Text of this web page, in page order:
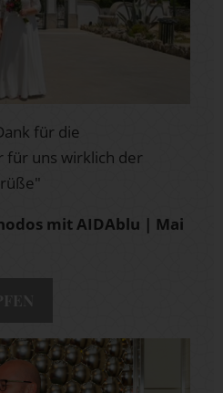
für die
für uns wirklich der
mit AIDAblu | Mai